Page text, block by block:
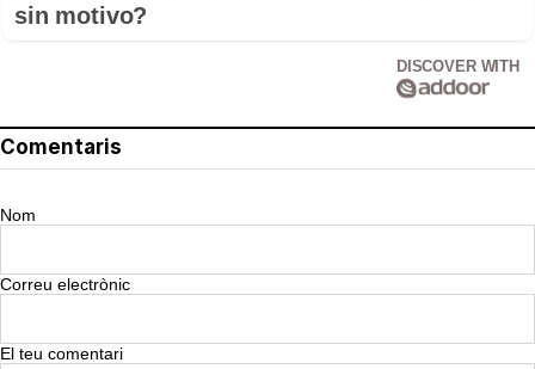
sin motivo?
DISCOVER WITH
Comentaris
Nom
Correu electrònic
El teu comentari